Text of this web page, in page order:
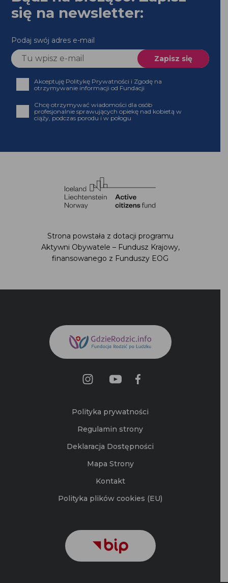
się na newsletter:
Podaj swój adres e-mail
Akceptuję Politykę Prywatności i Zgodę na
otrzymywanie informacji od Fundacji
Chcę otrzymywać wiadomości dla osób
profesjonalnie sprawujących opiekę nad kobietą w
ciąży, podczas porodu i w połogu
Strona powstała z dotacji programu
Aktywni Obywatele – Fundusz Krajowy,
finansowanego z Funduszy EOG
Polityka prywatności
Regulamin strony
Deklaracja Dostępności
Mapa Strony
Kontakt
Polityka plików cookies (EU)